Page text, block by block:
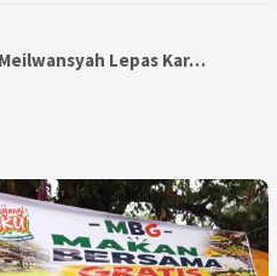
Lepas Kar…